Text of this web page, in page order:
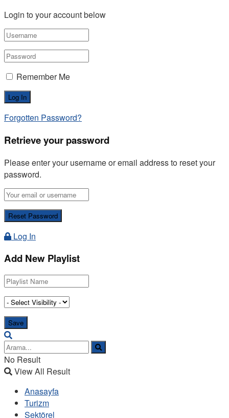
Login to your account below
Remember Me
Forgotten Password?
Retrieve your password
Please enter your username or email address to reset your
password.
Log In
Add New Playlist
No Result
View All Result
Anasayfa
Turizm
Sektörel